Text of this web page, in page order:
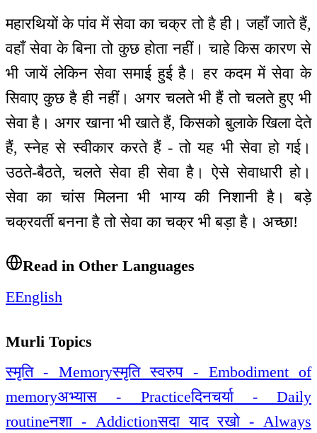
महारथियों के पांव में सेवा का चक्र तो है ही। जहाँ जाते हैं,
वहाँ सेवा के बिना तो कुछ होता नहीं। चाहे किस कारण से
भी जायें लेकिन सेवा समाई हुई है। हर कदम में सेवा के
सिवाए कुछ है ही नहीं। अगर चलते भी हैं तो चलते हुए भी
सेवा है। अगर खाना भी खाते हैं, किसको बुलाके खिला देते
हैं, स्नेह से स्वीकार करते हैं - तो यह भी सेवा हो गई।
उठते-बैठते, चलते सेवा ही सेवा है। ऐसे सेवाधारी हो।
सेवा का चांस मिलना भी भाग्य की निशानी है। बड़े
चक्रवर्ती बनना है तो सेवा का चक्र भी बड़ा है। अच्छा!
Read in Other Languages
EEnglish
Murli Topics
स्मृति - Memoryस्मृति स्वरुप - Embodiment of
memoryअभ्यास - Practiceदिनचर्या - Daily
routineनशा - Addictionसदा याद रखो - Always